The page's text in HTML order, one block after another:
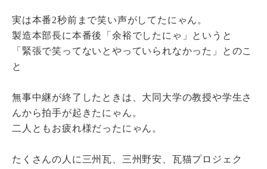
実は本番2秒前まで笑い声がしてたにゃん。
製造本部長に本番後「余裕でしたにゃ」というと
「緊張で笑ってないとやっていられなかった」とのこ
と
無事中継が終了したときは、大同大学の教授や学生さ
んから拍手が起きたにゃん。
二人ともお疲れ様だったにゃん。
たくさんの人に三州瓦、三州野安、瓦猫プロジェク